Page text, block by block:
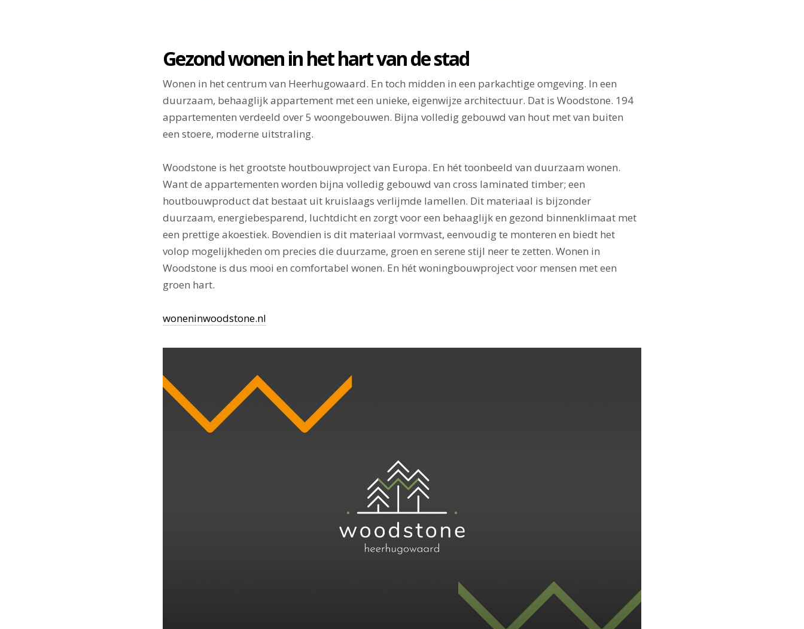
Gezond wonen in het hart van de stad
Wonen in het centrum van Heerhugowaard. En toch midden in een parkachtige omgeving. In een
duurzaam, behaaglijk appartement met een unieke, eigenwijze architectuur. Dat is Woodstone. 194
appartementen verdeeld over 5 woongebouwen. Bijna volledig gebouwd van hout met van buiten
een stoere, moderne uitstraling.
Woodstone is het grootste houtbouwproject van Europa. En hét toonbeeld van duurzaam wonen.
Want de appartementen worden bijna volledig gebouwd van cross laminated timber; een
houtbouwproduct dat bestaat uit kruislaags verlijmde lamellen. Dit materiaal is bijzonder
duurzaam, energiebesparend, luchtdicht en zorgt voor een behaaglijk en gezond binnenklimaat met
een prettige akoestiek. Bovendien is dit materiaal vormvast, eenvoudig te monteren en biedt het
volop mogelijkheden om precies die duurzame, groen en serene stijl neer te zetten. Wonen in
Woodstone is dus mooi en comfortabel wonen. En hét woningbouwproject voor mensen met een
groen hart.
woneninwoodstone.nl